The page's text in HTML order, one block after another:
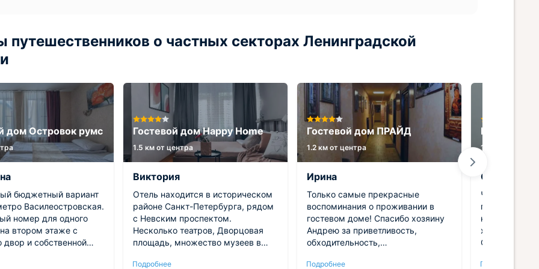
путешественников о частных секторах Ленинградской
дом Островок румс
бюджетный вариант
Василеостровская.
номер для одного
втором этаже с
двор и собственной
белоснежное. Есть
Гостевой дом Happy Home
1.5 км от центра
Виктория
Отель находится в историческом
районе Санкт-Петербурга, рядом
с Невским проспектом.
Несколько театров, Дворцовая
площадь, множество музеев в
комнаты, кухня, туалетная
Подробнее
Гостевой дом ПРАЙД
1.2 км от центра
Ирина
Только самые прекрасные
воспоминания о проживании в
гостевом доме! Спасибо хозяину
Андрею за приветливость,
обходительность,
вкусные, питательные. Для гостей
Подробнее
Гостевой
1.1 км от центра
Oksana
Чистый
города,
кофе, сахар.
Очень
было. С
Подробнее